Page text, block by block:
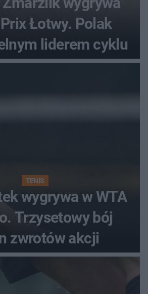
Łotwy. Polak
liderem cyklu
TENIS
wygrywa w WTA
Trzysetowy bój
zwrotów akcji